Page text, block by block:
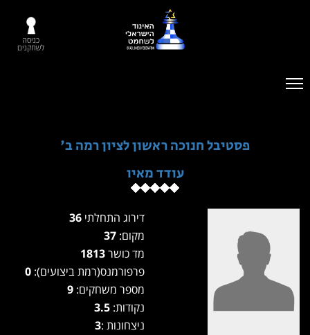
כניסה
לשחקנים
פסטיבל חנוכה ראשון לציון רמה ב'
עודד מאיו
דירוג התחלתי
מקום:
מד כושר
פרפורמנס(רמת ביצועים):
מספר משחקים:
נקודות: 3.5
ניצחונות :3